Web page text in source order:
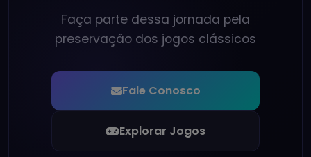
Faça parte dessa jornada pela
preservação dos jogos clássicos
Fale Conosco
Explorar Jogos